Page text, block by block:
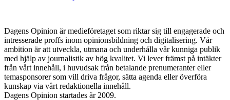
Dagens Opinion är medieföretaget som riktar sig till engagerade och
intresserade proffs inom opinionsbildning och digitalisering. Vår
ambition är att utveckla, utmana och underhålla vår kunniga publik
med hjälp av journalistik av hög kvalitet. Vi lever främst på intäkter
från vårt innehåll, i huvudsak från betalande prenumeranter eller
temasponsorer som vill driva frågor, sätta agenda eller överföra
kunskap via vårt redaktionella innehåll.
Dagens Opinion startades år 2009.